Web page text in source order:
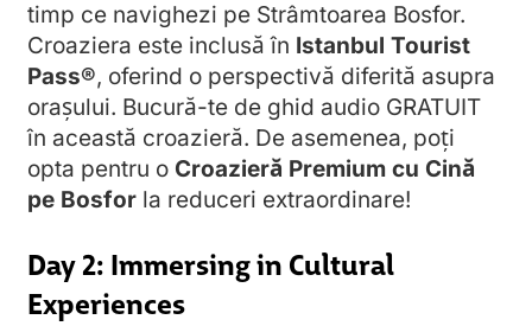
timp ce navighezi pe Strâmtoarea Bosfor.
Croaziera este inclusă în Istanbul Tourist
Pass®, oferind o perspectivă diferită asupra
orașului. Bucură-te de ghid audio GRATUIT
în această croazieră. De asemenea, poți
opta pentru o Croazieră Premium cu Cină
pe Bosfor la reduceri extraordinare!
Day 2: Immersing in Cultural
Experiences